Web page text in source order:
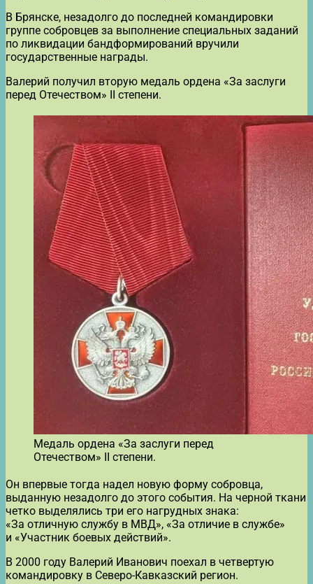
В Брянске, незадолго до последней командировки
группе собровцев за выполнение специальных заданий
по ликвидации бандформирований вручили
государственные награды.
Валерий получил вторую медаль ордена «За заслуги
перед Отечеством» II степени.
Медаль ордена «За заслуги перед
Отечеством» II степени.
Он впервые тогда надел новую форму собровца,
выданную незадолго до этого события. На черной ткани
четко выделялись три его нагрудных знака:
«За отличную службу в МВД», «За отличие в службе»
и «Участник боевых действий».
В 2000 году Валерий Иванович поехал в четвертую
командировку в Северо-Кавказский регион.